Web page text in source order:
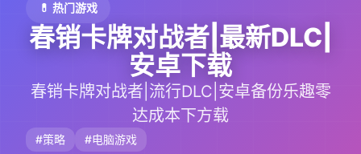
💊 热门游戏
春销卡牌对战者|最新DLC|
安卓下载
春销卡牌对战者|流行DLC|安卓备份乐趣零
达成本下方载
#策略 #电脑游戏